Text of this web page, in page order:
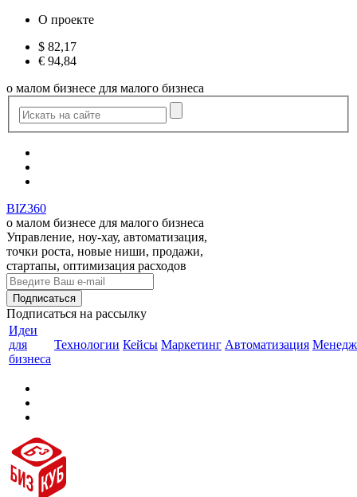
О проекте
$ 82,17
€ 94,84
о малом бизнесе для малого бизнеса
BIZ360
о малом бизнесе для малого бизнеса
Управление, ноу-хау, автоматизация,
точки роста, новые ниши, продажи,
стартапы, оптимизация расходов
Подписаться на рассылку
Идеи
для
бизнеса
Технологии Кейсы Маркетинг Автоматизация